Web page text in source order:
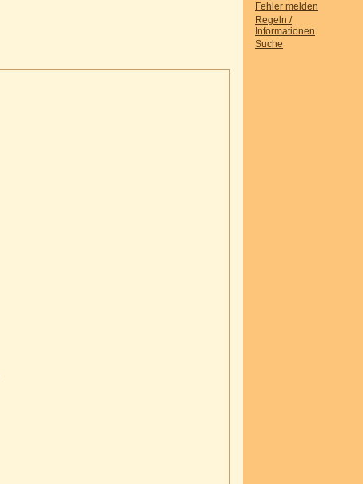
Fehler melden
Regeln /
Informationen
Suche